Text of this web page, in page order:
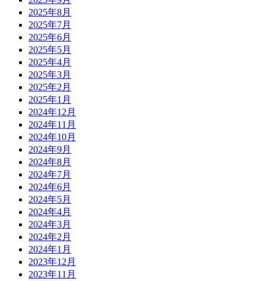
2025年8月
2025年7月
2025年6月
2025年5月
2025年4月
2025年3月
2025年2月
2025年1月
2024年12月
2024年11月
2024年10月
2024年9月
2024年8月
2024年7月
2024年6月
2024年5月
2024年4月
2024年3月
2024年2月
2024年1月
2023年12月
2023年11月